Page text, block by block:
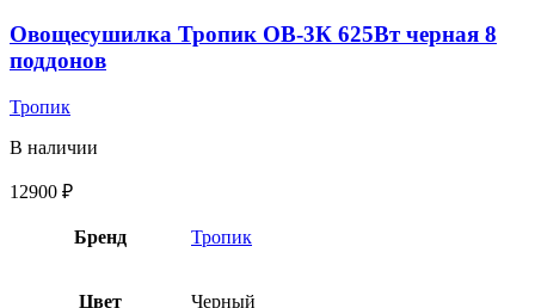
Овощесушилка Тропик ОВ-3К 625Вт черная 8
поддонов
Тропик
В наличии
12900 ₽
Бренд Тропик
Цвет Черный